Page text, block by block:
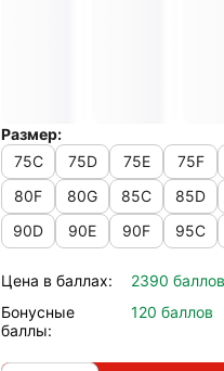
Размер:
75C
75D 75E 75F
80F
80G 85C 85D
90D
90E 90F 95C
Цена в баллах:
2390 баллов
Бонусные
баллы:
120 баллов